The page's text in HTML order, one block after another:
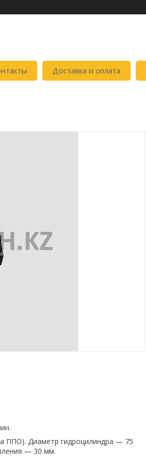
Доставка и оплата
ППО). Диаметр гидроцилиндра — 75
— 30 мм.